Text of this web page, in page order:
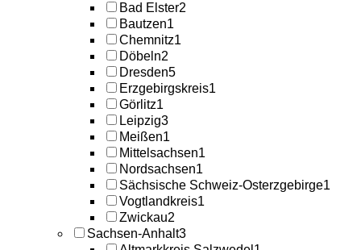
Bad Elster2
Bautzen1
Chemnitz1
Döbeln2
Dresden5
Erzgebirgskreis1
Görlitz1
Leipzig3
Meißen1
Mittelsachsen1
Nordsachsen1
Sächsische Schweiz-Osterzgebirge1
Vogtlandkreis1
Zwickau2
Sachsen-Anhalt3